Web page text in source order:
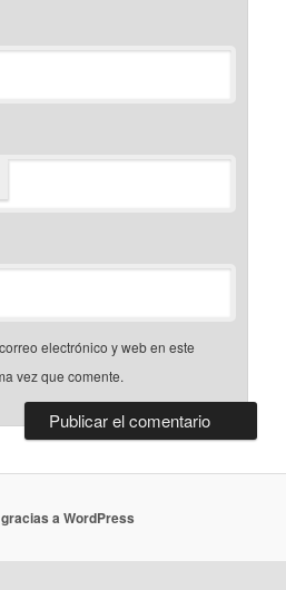
electrónico y web en este
vez que comente.
a WordPress